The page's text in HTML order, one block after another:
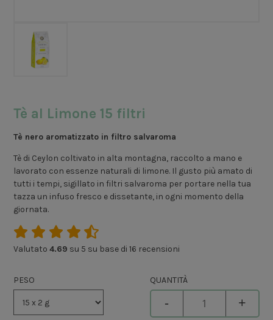
Tè al Limone 15 filtri
Tè nero aromatizzato in filtro salvaroma
Tè di Ceylon coltivato in alta montagna, raccolto a mano e
lavorato con essenze naturali di limone. Il gusto più amato di
tutti i tempi, sigillato in filtri salvaroma per portare nella tua
tazza un infuso fresco e dissetante, in ogni momento della
giornata.
Valutato4.69 su 5 su base di16 recensioni
PESO QUANTITÀ
- +